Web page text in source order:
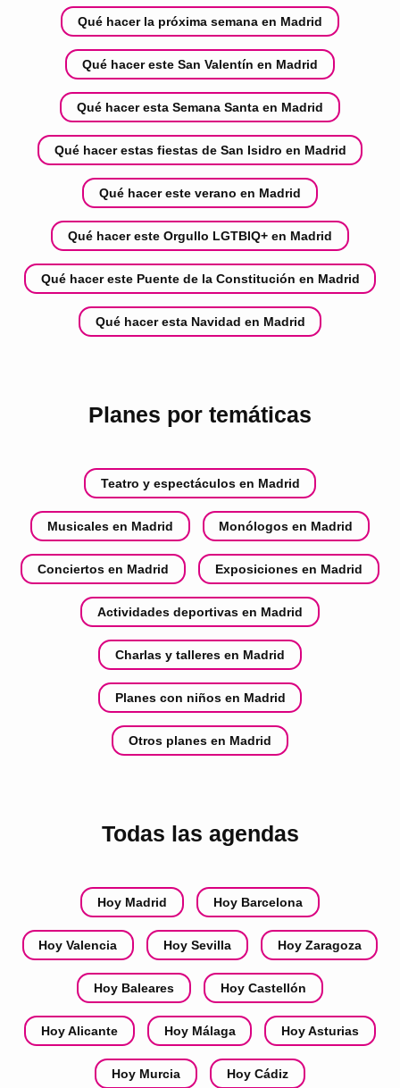
Qué hacer la próxima semana en Madrid
Qué hacer este San Valentín en Madrid
Qué hacer esta Semana Santa en Madrid
Qué hacer estas fiestas de San Isidro en Madrid
Qué hacer este verano en Madrid
Qué hacer este Orgullo LGTBIQ+ en Madrid
Qué hacer este Puente de la Constitución en Madrid
Qué hacer esta Navidad en Madrid
Planes por temáticas
Teatro y espectáculos en Madrid
Musicales en Madrid Monólogos en Madrid
Conciertos en Madrid Exposiciones en Madrid
Actividades deportivas en Madrid
Charlas y talleres en Madrid
Planes con niños en Madrid
Otros planes en Madrid
Todas las agendas
Hoy Madrid Hoy Barcelona
Hoy Valencia Hoy Sevilla Hoy Zaragoza
Hoy Baleares Hoy Castellón
Hoy Alicante Hoy Málaga Hoy Asturias
Hoy Murcia Hoy Cádiz